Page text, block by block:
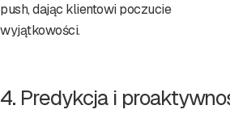
push, dając klientowi poczucie
wyjątkowości.
4. Predykcja i